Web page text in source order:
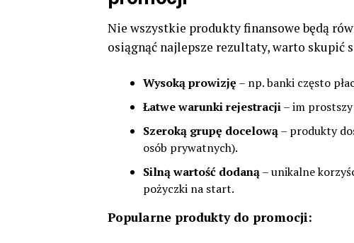
Nie wszystkie produkty finansowe będą
osiągnąć najlepsze rezultaty, warto skupić
Wysoką prowizję – np. banki często
Łatwe warunki rejestracji– im
Szeroką grupę docelową– produkty
osób prywatnych).
Silną wartość dodaną– unikalne
pożyczki na start.
Popularne produkty do promocji: